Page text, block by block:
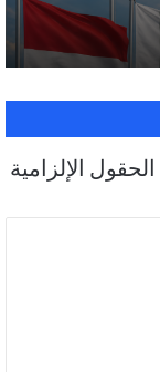
الحقول الإلزامية